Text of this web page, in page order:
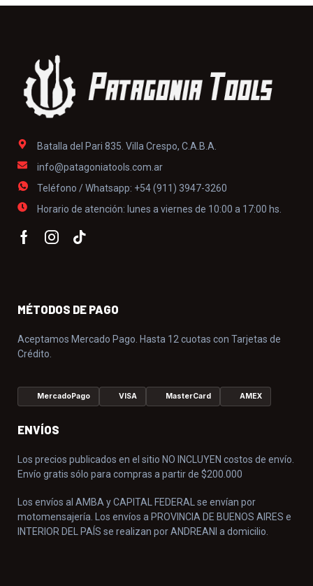
Batalla del Pari 835. Villa Crespo, C.A.B.A.
info@patagoniatools.com.ar
Teléfono / Whatsapp: +54 (911) 3947-3260
Horario de atención: lunes a viernes de 10:00 a 17:00 hs.
MÉTODOS DE PAGO
Aceptamos Mercado Pago. Hasta 12 cuotas con Tarjetas de
Crédito.
MercadoPago VISA MasterCard AMEX
ENVÍOS
Los precios publicados en el sitio NO INCLUYEN costos de envío.
Envío gratis sólo para compras a partir de $200.000
Los envíos al AMBA y CAPITAL FEDERAL se envían por
motomensajería. Los envíos a PROVINCIA DE BUENOS AIRES e
INTERIOR DEL PAÍS se realizan por ANDREANI a domicilio.